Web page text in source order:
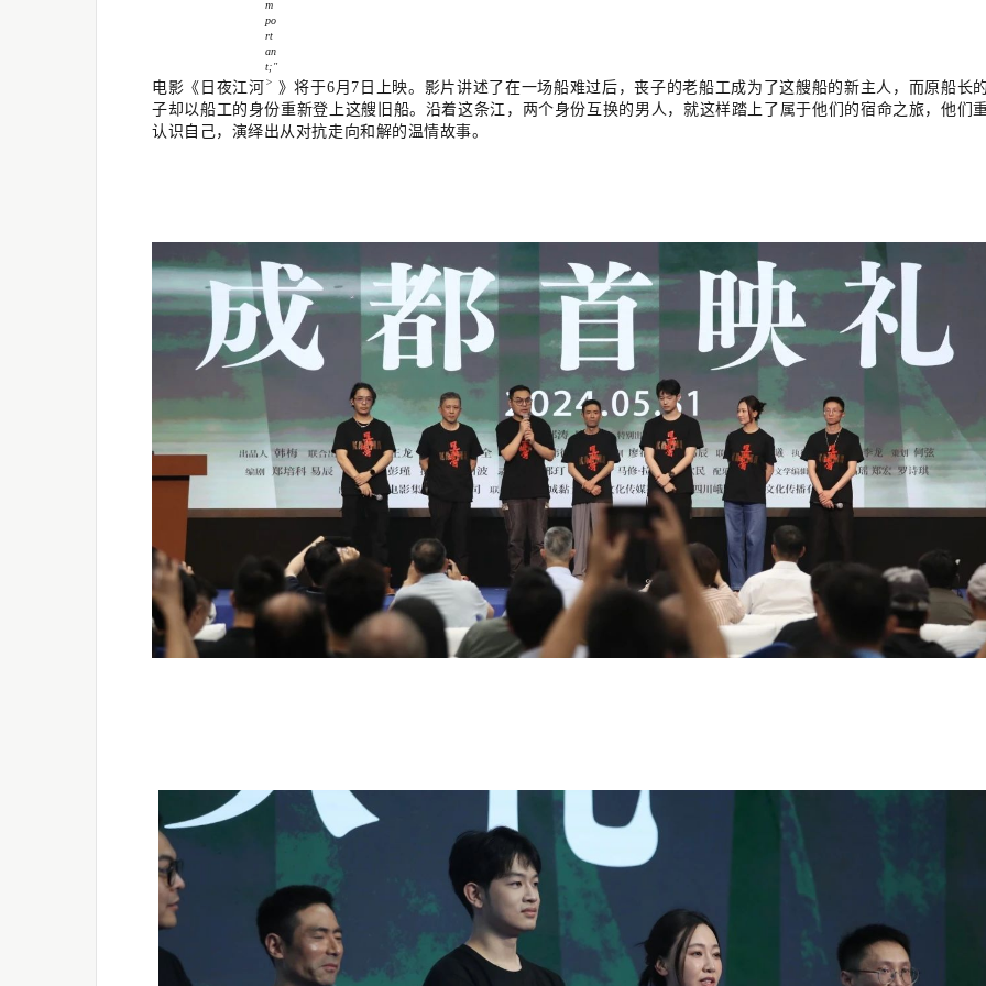
电影《 日夜江河
m
po
rt
an
t;"
> 》将于6月7日上映。影片讲述了在一场船难过后，丧子的老船工成为了这艘船的新主人，而原船长
子却以船工的身份重新登上这艘旧船。沿着这条江，两个身份互换的男人，就这样踏上了属于他们的宿命之旅，他们
认识自己，演绎出从对抗走向和解的温情故事。